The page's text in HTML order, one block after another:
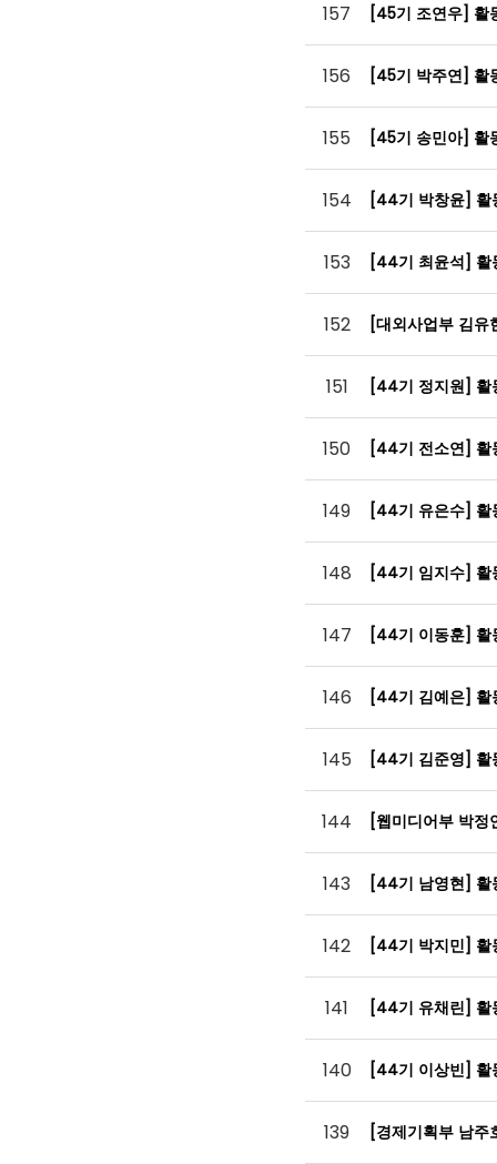
157 [45기 조연우] 활
156 [45기 박주연] 활
155 [45기 송민아] 활
154 [44기 박창윤]
153 [44기 최윤석]
152 [대외사업부 김
151 [44기 정지원]
150 [44기 전소연]
149 [44기 유은수]
148 [44기 임지수]
147 [44기 이동훈]
146 [44기 김예은]
145 [44기 김준영]
144 [웹미디어부 박
143 [44기 남영현]
142 [44기 박지민]
141 [44기 유채린]
140 [44기 이상빈]
139 [경제기획부 남